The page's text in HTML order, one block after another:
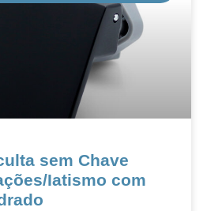
sem Chave
Iatismo com